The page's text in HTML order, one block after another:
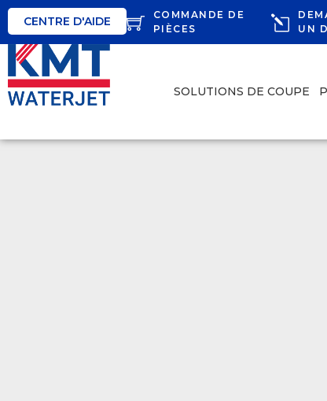
CENTRE D'AIDE
COMMANDE DE
PIÈCES
UN
SOLUTIONS DE COUPE